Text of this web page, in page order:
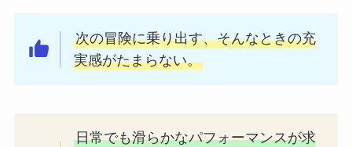
次の冒険に乗り出す、そんなときの充
実感がたまらない。
日常でも滑らかなパフォーマンスが求